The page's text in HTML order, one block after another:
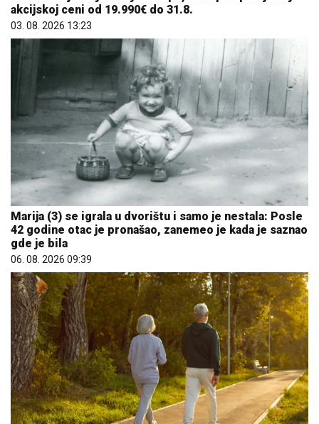
akcijskoj ceni od 19.990€ do 31.8.
03. 08. 2026 13:23
Marija (3) se igrala u dvorištu i samo je nestala: Posle
42 godine otac je pronašao, zanemeo je kada je saznao
gde je bila
06. 08. 2026 09:39